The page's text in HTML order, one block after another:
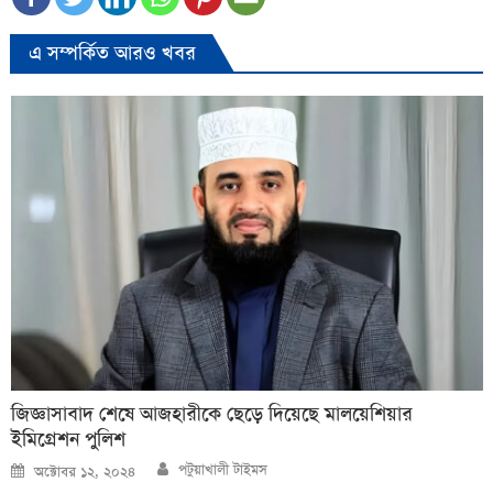
এ সম্পর্কিত আরও খবর
জিজ্ঞাসাবাদ শেষে আজহারীকে ছেড়ে দিয়েছে মালয়েশিয়ার
ইমিগ্রেশন পুলিশ
Posted
on
অক্টোবর ১২, ২০২৪ Author
পটুয়াখালী টাইমস